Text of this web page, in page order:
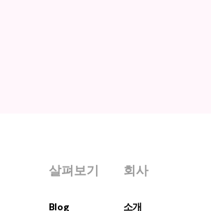
살펴보기
Blog
회사
소개